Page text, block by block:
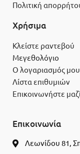
Πολιτική
Χρήσιμα
Κλείστε ραντεβού
Μεγεθολόγιο
Ο λογαριασμός μου
Λίστα επιθυμιών
Επικοινωνήστε
Επικοινωνία
Λεωνίδου 81,